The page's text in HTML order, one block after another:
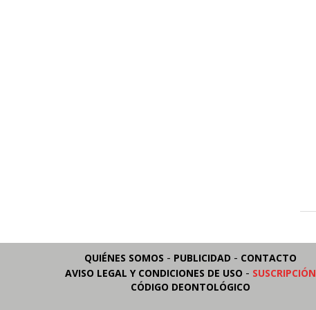
QUIÉNES SOMOS - PUBLICIDAD - CONTACTO
AVISO LEGAL Y CONDICIONES DE USO - SUSCRIPCIÓN
CÓDIGO DEONTOLÓGICO